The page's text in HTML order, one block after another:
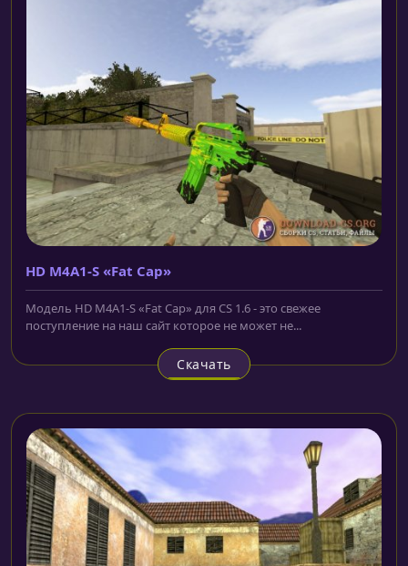
HD M4A1-S «Fat Cap»
Модель HD M4A1-S «Fat Cap» для CS 1.6 - это свежее
поступление на наш сайт которое не может не...
Скачать